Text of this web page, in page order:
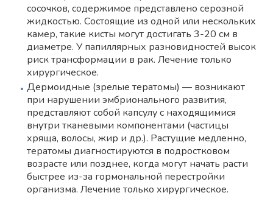
сосочков, содержимое представлено серозной
жидкостью. Состоящие из одной или нескольких
камер, такие кисты могут достигать 3-20 см в
диаметре. У папиллярных разновидностей высок
риск трансформации в рак. Лечение только
хирургическое.
Дермоидные (зрелые тератомы) — возникают
при нарушении эмбрионального развития,
представляют собой капсулу с находящимися
внутри тканевыми компонентами (частицы
хряща, волосы, жир и др.). Растущие медленно,
тератомы диагностируются в подростковом
возрасте или позднее, когда могут начать расти
быстрее из-за гормональной перестройки
организма. Лечение только хирургическое.